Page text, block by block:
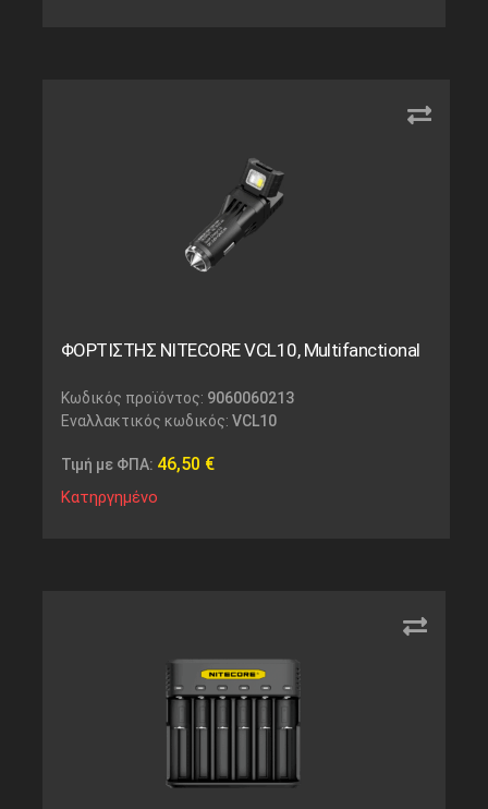
ΦΟΡΤΙΣΤΗΣ NITECORE VCL10, Multifanctional
Κωδικός προϊόντος: 9060060213
Εναλλακτικός κωδικός: VCL10
Τιμή με ΦΠΑ: 46,50 €
Κατηργημένο